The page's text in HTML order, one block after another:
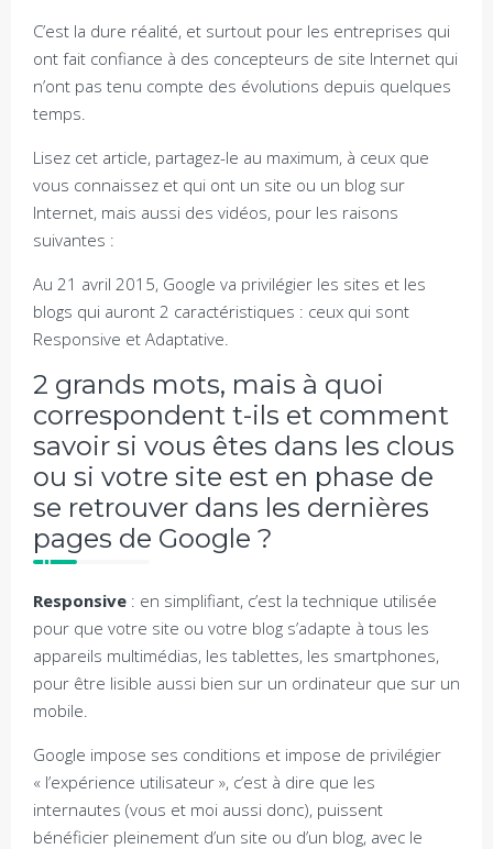
C’est la dure réalité, et surtout pour les entreprises qui
ont fait confiance à des concepteurs de site Internet qui
n’ont pas tenu compte des évolutions depuis quelques
temps.
Lisez cet article, partagez-le au maximum, à ceux que
vous connaissez et qui ont un site ou un blog sur
Internet, mais aussi des vidéos, pour les raisons
suivantes :
Au 21 avril 2015, Google va privilégier les sites et les
blogs qui auront 2 caractéristiques : ceux qui sont
Responsive et Adaptative.
2 grands mots, mais à quoi
correspondent t-ils et comment
savoir si vous êtes dans les clous
ou si votre site est en phase de
se retrouver dans les dernières
pages de Google ?
Responsive : en simplifiant, c’est la technique utilisée
pour que votre site ou votre blog s’adapte à tous les
appareils multimédias, les tablettes, les smartphones,
pour être lisible aussi bien sur un ordinateur que sur un
mobile.
Google impose ses conditions et impose de privilégier
« l’expérience utilisateur », c’est à dire que les
internautes (vous et moi aussi donc), puissent
bénéficier pleinement d’un site ou d’un blog, avec le